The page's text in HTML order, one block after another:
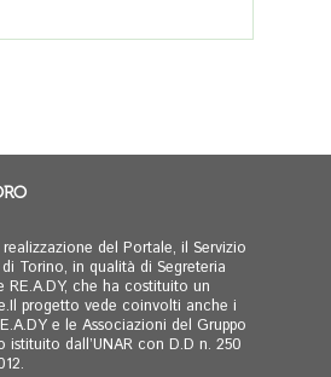
del Portale, il Servizio
Torino, in qualità di Segreteria
RE.A.DY, che ha costituito un
progetto vede coinvolti anche i
e le Associazioni del Gruppo
dall’UNAR con D.D n. 250